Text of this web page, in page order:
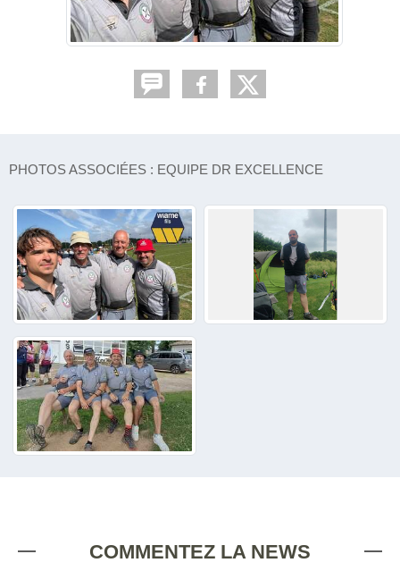
PHOTOS ASSOCIÉES : EQUIPE DR EXCELLENCE
COMMENTEZ LA NEWS